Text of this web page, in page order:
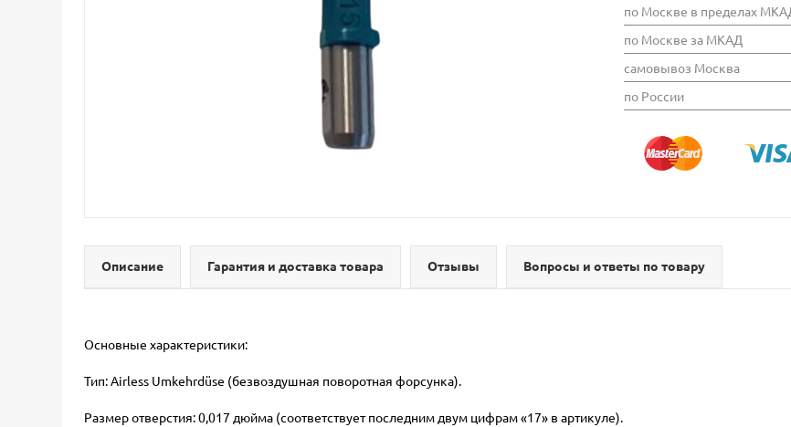
по Москве в пределах
по Москве за МКАД
самовывоз Москва
по России
Описание Гарантия и доставка товара Отзывы Вопросы и ответы по товару
Основные характеристики:
Тип: Airless Umkehrdüse (безвоздушная поворотная форсунка).
Размер отверстия: 0,017 дюйма (соответствует последним двум цифрам «17» в артикуле).